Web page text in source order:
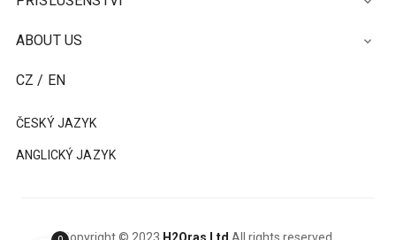
ABOUT US 
CZ / EN
ČESKÝ JAZYK
ANGLICKÝ JAZYK